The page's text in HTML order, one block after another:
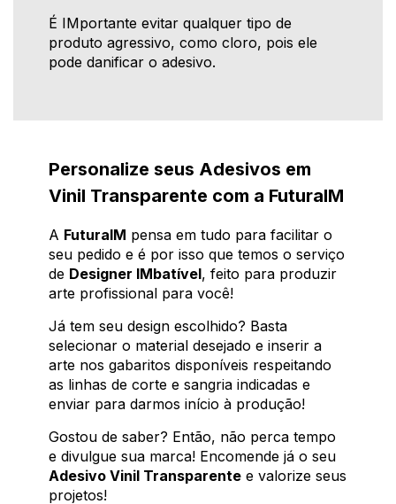
É IMportante evitar qualquer tipo de
produto agressivo, como cloro, pois ele
pode danificar o adesivo.
Personalize seus Adesivos em
Vinil Transparente com a FuturaIM
A FuturaIM pensa em tudo para facilitar o
seu pedido e é por isso que temos o serviço
de Designer IMbatível, feito para produzir
arte profissional para você!
Já tem seu design escolhido? Basta
selecionar o material desejado e inserir a
arte nos gabaritos disponíveis respeitando
as linhas de corte e sangria indicadas e
enviar para darmos início à produção!
Gostou de saber? Então, não perca tempo
e divulgue sua marca! Encomende já o seu
Adesivo Vinil Transparente e valorize seus
projetos!